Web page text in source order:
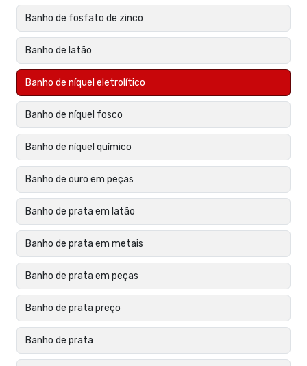
Banho de fosfato de zinco
Banho de latão
Banho de níquel eletrolítico
Banho de níquel fosco
Banho de níquel químico
Banho de ouro em peças
Banho de prata em latão
Banho de prata em metais
Banho de prata em peças
Banho de prata preço
Banho de prata